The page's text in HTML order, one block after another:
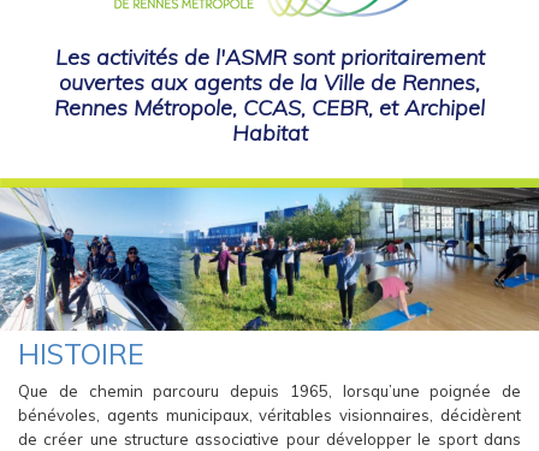
Les activités de l'ASMR sont prioritairement
ouvertes aux agents de la Ville de Rennes,
Rennes Métropole, CCAS, CEBR, et Archipel
Habitat
Vous Êtes Ici
HISTOIRE
Que de chemin parcouru depuis 1965, lorsqu’une poignée de
bénévoles, agents municipaux, véritables visionnaires, décidèrent
de créer une structure associative pour développer le sport dans